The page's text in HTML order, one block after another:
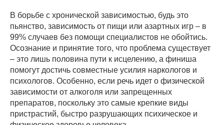
В борьбе с хронической зависимостью, будь это
пьянство, зависимость от пищи или азартных игр – в
99% случаев без помощи специалистов не обойтись.
Осознание и принятие того, что проблема существует
– это лишь половина пути к исцелению, а финиша
помогут достичь совместные усилия наркологов и
психологов. Особенно, если речь идет о физической
зависимости от алкоголя или запрещенных
препаратов, поскольку это самые крепкие виды
пристрастий, быстро разрушающих психическое и